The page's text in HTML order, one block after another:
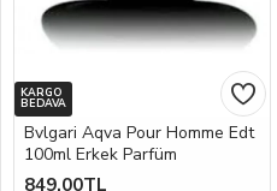
KARGO
BEDAVA
Bvlgari Aqva Pour Homme Edt
100ml Erkek Parfüm
849,00TL